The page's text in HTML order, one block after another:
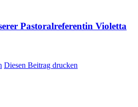
Pastoralreferentin Violetta
Diesen Beitrag drucken